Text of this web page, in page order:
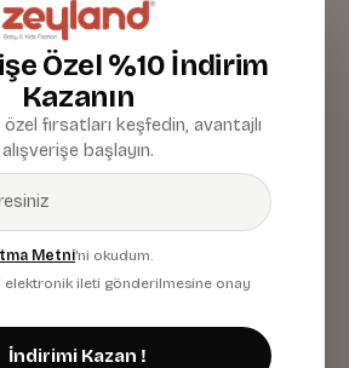
Garnili
Genç Kız Çocuk Garnili
Eşofman Altı
Siyah
779,99 TL
Özel %10 İndirim
Kazanın
fırsatları keşfedin, avantajlı
alışverişe başlayın.
Metni'ni okudum.
elektronik ileti gönderilmesine onay
İndirimi Kazan !